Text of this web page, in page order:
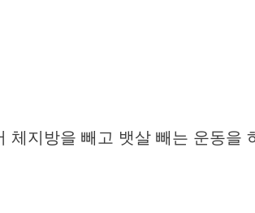
체지방을 빼고 뱃살 빼는 운동을